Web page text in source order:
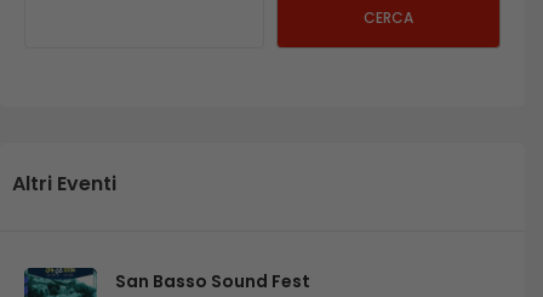
CERCA
Altri Eventi
San Basso Sound Fest